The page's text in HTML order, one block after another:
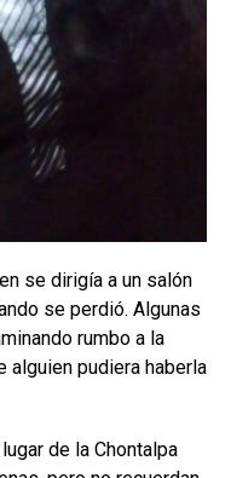
se dirigía a un salón
se perdió. Algunas
rumbo a la
alguien pudiera haberla
de la Chontalpa